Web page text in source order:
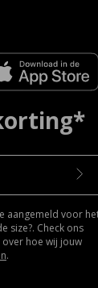
aangemeld voor
size?. Check ons
hoe wij jouw
.